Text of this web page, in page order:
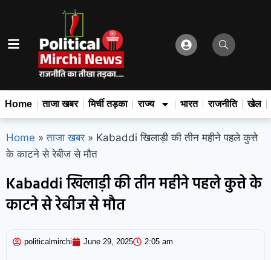
Home ताजा खबर मिर्ची तड़का राज्य भारत राजनीति खेल
Home » ताजा खबर » Kabaddi खिलाड़ी की तीन महीने पहले कुत्ते
के काटने से रेबीज से मौत
Kabaddi खिलाड़ी की तीन महीने पहले कुत्ते के
काटने से रेबीज से मौत
politicalmirchi June 29, 2025 2:05 am